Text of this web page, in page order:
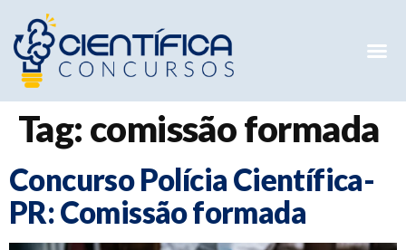
Tag: comissão formada
Concurso Polícia Científica-
PR: Comissão formada